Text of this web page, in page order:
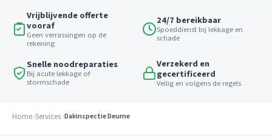
Vrijblijvende offerte
vooraf
Geen verrassingen op de
rekening
24/7 bereikbaar
Spoeddienst bij lekkage en
schade
Snelle noodreparaties
Bij acute lekkage of
stormschade
Verzekerd en
gecertificeerd
Veilig en volgens de regels
Home Services Dakinspectie Deurne